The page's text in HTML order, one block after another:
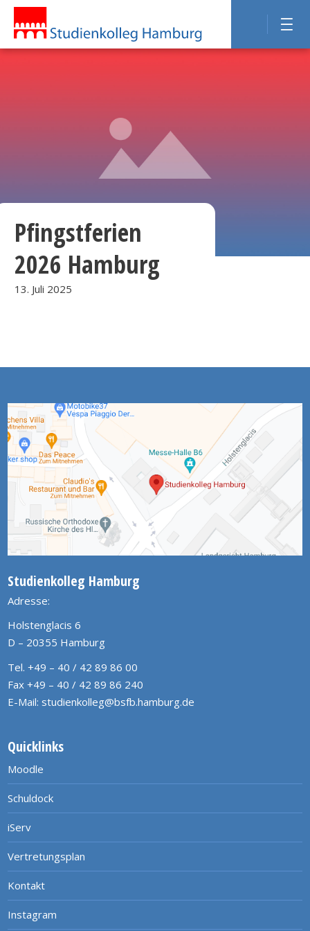
Pfingstferien
2026 Hamburg
13. Juli 2025
Studienkolleg Hamburg
Adresse:
Holstenglacis 6
D – 20355 Hamburg
Tel. +49 – 40 / 42 89 86 00
Fax +49 – 40 / 42 89 86 240
E-Mail: studienkolleg@bsfb.hamburg.de
Quicklinks
Moodle
Schuldock
iServ
Vertretungsplan
Kontakt
Instagram